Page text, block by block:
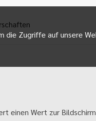
die Zugriffe auf unsere
einen Wert zur